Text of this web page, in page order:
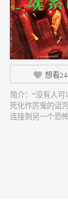
 想看
简介： “没有人
死化作厉鬼的诅
连接到另一个恐